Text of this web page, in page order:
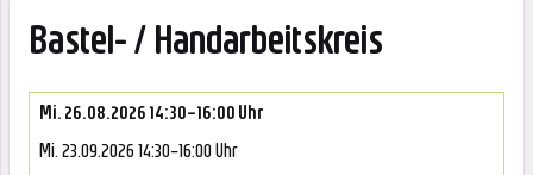
Bastel- / Handarbeitskreis
Mi. 26.08.2026 14:30–16:00 Uhr
Mi. 23.09.2026 14:30–16:00 Uhr